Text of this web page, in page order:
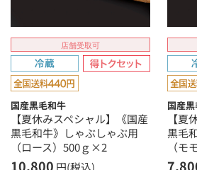
店舗受取可
国産黒毛和牛
【夏休みスペシャル】《国産
黒毛和牛》しゃぶしゃぶ用
（ロース）500ｇ×2
10,800 円(税込)
国産
【
黒毛
（